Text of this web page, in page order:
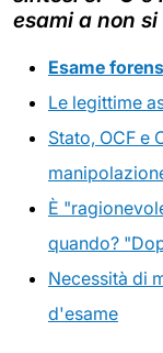
esami a non
Esame
Le legittime
Stato, OCF e
È
quando?
Necessità di
d'esame